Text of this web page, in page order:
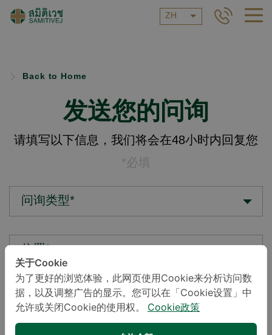
ZH
Back to Home
发送您的问询
请填写以下信息，我们将会在48小时内回复您
*必填
问询类型*
您的疑问*
关于Cookie
为了更好的浏览体验，此网页使用Cookie来分析访问数
据，以及调整广告的显示。您可以在「Cookie设置」中
允许或关闭Cookie的使用权。
Cookie政策